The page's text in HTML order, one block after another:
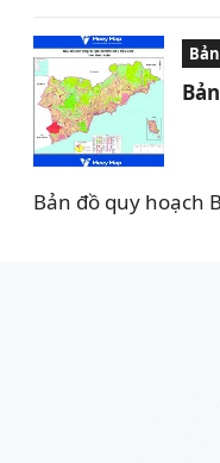
Bản đồ quy hoạch